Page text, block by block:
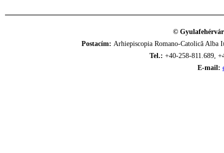
©
Postacím: Arhiepiscopia Romano-Catolică
Tel.: +40-258-811.689,
E-mail: